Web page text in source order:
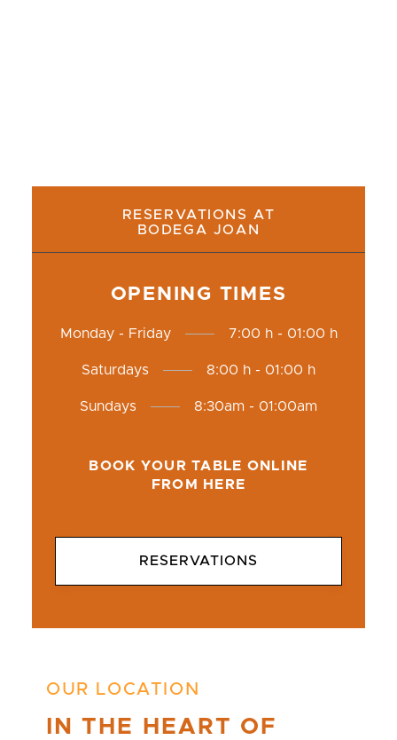
RESERVATIONS AT
BODEGA JOAN
OPENING TIMES
Monday - Friday 7:00 h - 01:00 h
Saturdays 8:00 h - 01:00 h
Sundays 8:30am - 01:00am
BOOK YOUR TABLE ONLINE
FROM HERE
RESERVATIONS
OUR LOCATION
IN THE HEART OF